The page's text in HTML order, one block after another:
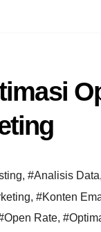
, #Analisis Data,
, #Konten
Rate,